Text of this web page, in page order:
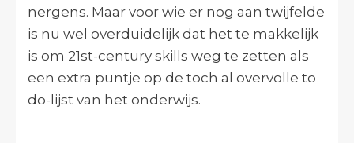
nergens. Maar voor wie er nog aan twijfelde
is nu wel overduidelijk dat het te makkelijk
is om 21st-century skills weg te zetten als
een extra puntje op de toch al overvolle to
do-lijst van het onderwijs.